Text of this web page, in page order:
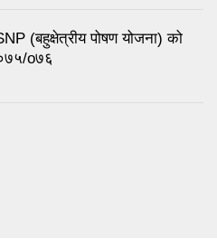
(बहुक्षेत्रीय पोषण योजना) को
o७६